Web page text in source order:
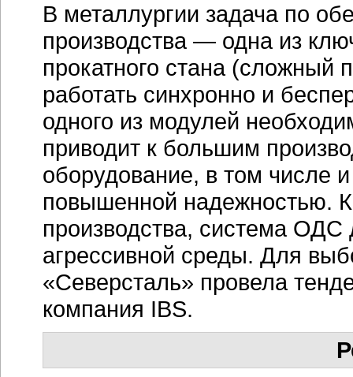
В металлургии задача по
производства — одна из
прокатного стана
работать синхронно и
одного из модулей
приводит к большим
оборудование, в том числе
повышенной надежностью.
производства, система
агрессивной среды. Для
«Северсталь» провела
компания IBS.